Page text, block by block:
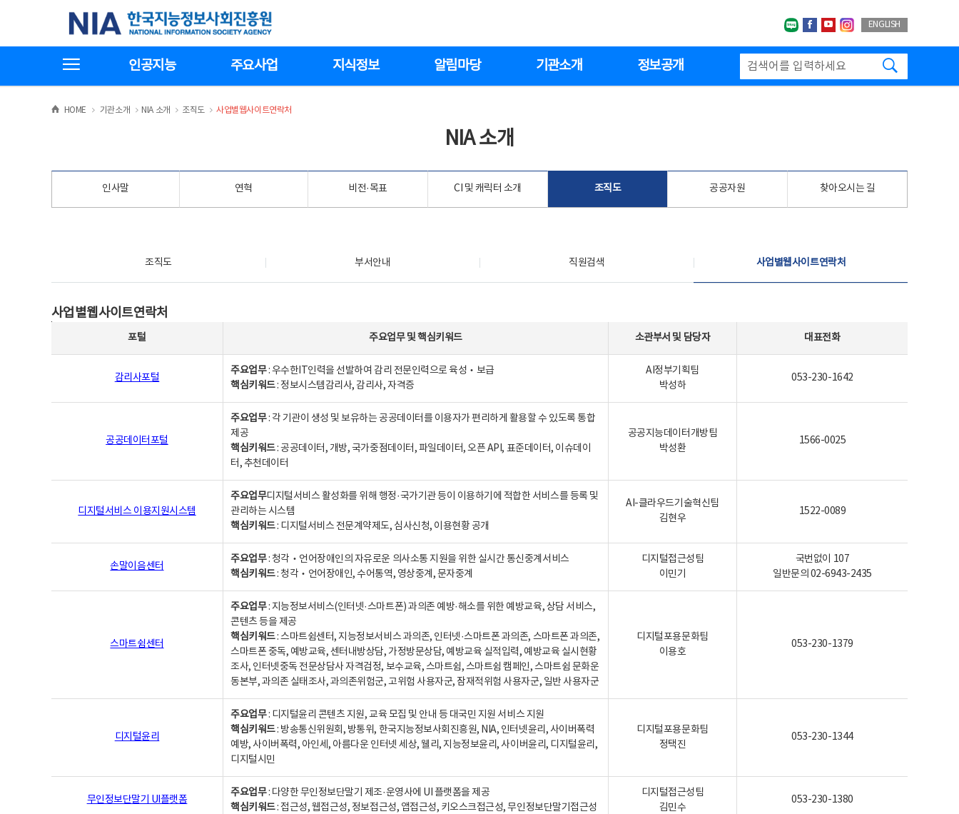
기
한국지능정보사회진흥원
네이버블로그
페이스북
유투브인스타그랩
ENGLISH
인공지능 주요사업 지식정보 알림마당 기관소개 정보공개
HOME >
기관소개 >NIA 소개 >
조직도 >
사업별웹사이트연락처
NIA 소개
인사말 연혁 비전·목표 CI 및 캐릭터 소개 조직도 공공자원 찾아오시는 길
조직도 부서안내 직원검색 사업별웹사이트연락처
사업별웹사이트연락처
포털 주요업무및핵심키워드 소관부서 및 담당자 대표전화
감리사포털
주요업무: 우수한IT인력을 선발하여 감리 전문인력으로 육성‧보급
핵심키워드: 정보시스템감리사, 감리사, 자격증
AI정부기획팀
박성하
053-230-1642
공공데이터포털
주요업무: 각 기관이 생성 및 보유하는 공공데이터를 이용자가 편리하게 활용할 수 있도록 통합
제공
핵심키워드: 공공데이터, 개방, 국가중점데이터, 파일데이터, 오픈 API, 표준데이터, 이슈데이
터, 추천데이터
공공지능데이터개방팀
박성환
1566-0025
디지털서비스 이용지원시스템
주요업무디지털서비스 활성화를 위해 행정·국가기관 등이 이용하기에 적합한 서비스를 등록 및
관리하는 시스템
핵심키워드: 디지털서비스 전문계약제도, 심사신청, 이용현황 공개
AI-클라우드기술혁신팀
김현우
1522-0089
손말이음센터
주요업무: 청각‧언어장애인의 자유로운 의사소통 지원을 위한 실시간 통신중계서비스
핵심키워드: 청각‧언어장애인, 수어통역, 영상중계, 문자중계
디지털접근성팀
이민기
국번없이 107
일반문의 02-6943-2435
스마트쉼센터
주요업무: 지능정보서비스(인터넷·스마트폰) 과의존 예방·해소를 위한 예방교육, 상담 서비스,
콘텐츠 등을 제공
핵심키워드: 스마트쉼센터, 지능정보서비스 과의존, 인터넷·스마트폰 과의존, 스마트폰 과의존,
스마트폰 중독, 예방교육, 센터내방상담, 가정방문상담, 예방교육 실적입력, 예방교육 실시현황
조사, 인터넷중독 전문상담사 자격검정, 보수교육, 스마트쉼, 스마트쉼 캠페인, 스마트쉼 문화운
동본부, 과의존 실태조사, 과의존위험군, 고위험 사용자군, 잠재적위험 사용자군, 일반 사용자군
디지털포용문화팀
이용호
053-230-1379
디지털윤리
주요업무: 디지털윤리 콘텐츠 지원, 교육 모집 및 안내 등 대국민 지원 서비스 지원
핵심키워드: 방송통신위원회, 방통위, 한국지능정보사회진흥원, NIA, 인터넷윤리, 사이버폭력
예방, 사이버폭력, 아인세, 아름다운 인터넷 세상, 웰리, 지능정보윤리, 사이버윤리, 디지털윤리,
디지털시민
디지털포용문화팀
정택진
053-230-1344
무인정보단말기 UI플랫폼
주요업무: 다양한 무인정보단말기 제조·운영사에 UI 플랫폼을 제공
핵심키워드: 접근성, 웹접근성, 정보접근성, 앱접근성, 키오스크접근성, 무인정보단말기접근성
디지털접근성팀
김민수
053-230-1380